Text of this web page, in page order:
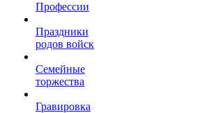
Профессии
Праздники
родов войск
Семейные
торжества
Гравировка